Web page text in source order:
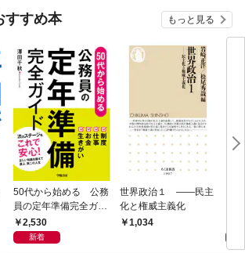
すすめ本 もっと見る
50代から始める 公務
員の定年準備完全ガイ
ド2,530
新着
世界政治１ ――民主
化と権威主義化
1,034